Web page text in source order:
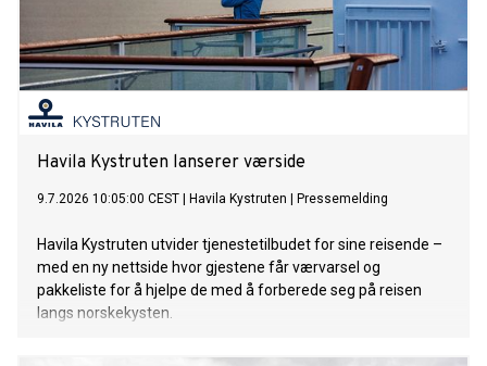
Havila Kystruten lanserer værside
9.7.2026 10:05:00 CEST Havila Kystruten Pressemelding
Havila Kystruten utvider tjenestetilbudet for sine reisende –
med en ny nettside hvor gjestene får værvarsel og
pakkeliste for å hjelpe de med å forberede seg på reisen
langs norskekysten.